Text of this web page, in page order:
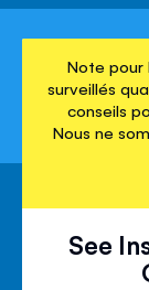
Note pour
surveillés
conseils
Nous ne
See